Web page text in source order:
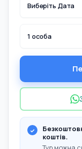
Виберіть Дата
1 особа
коштів.